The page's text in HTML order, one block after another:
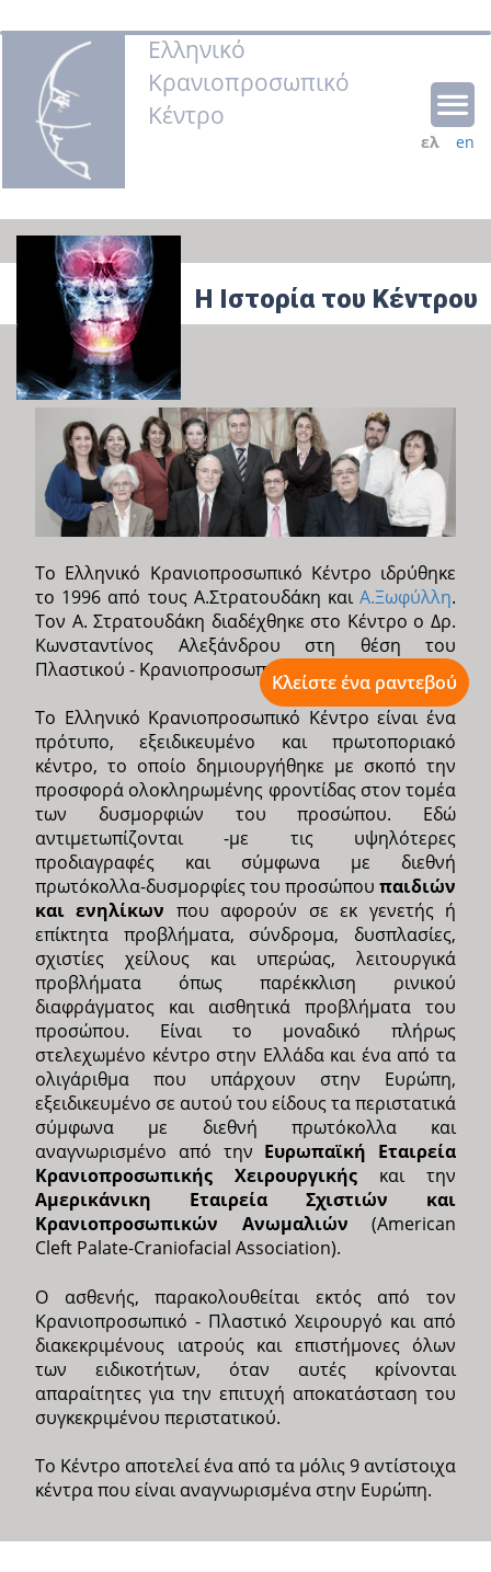
Ελληνικό
Κρανιοπροσωπικό
Κέντρο
en
ελ
Η Ιστορία του Κέντρου
Το Ελληνικό Κρανιοπροσωπικό Κέντρο ιδρύθηκε
το 1996 από τους Α.Στρατουδάκη και Α.Ξωφύλλη.
Τον Α. Στρατουδάκη διαδέχθηκε στο Κέντρο ο Δρ.
Κωνσταντίνος Αλεξάνδρου στη θέση του
Πλαστικού - Κρανιοπροσωπικού Χειρουργού.
Το Ελληνικό Κρανιοπροσωπικό Κέντρο είναι ένα
πρότυπο, εξειδικευμένο και πρωτοποριακό
κέντρο, το οποίο δημιουργήθηκε με σκοπό την
προσφορά ολοκληρωμένης φροντίδας στον τομέα
των δυσμορφιών του προσώπου. Εδώ
αντιμετωπίζονται -με τις υψηλότερες
προδιαγραφές και σύμφωνα με διεθνή
πρωτόκολλα-δυσμορφίες του προσώπου παιδιών
και ενηλίκων που αφορούν σε εκ γενετής ή
επίκτητα προβλήματα, σύνδρομα, δυσπλασίες,
σχιστίες χείλους και υπερώας, λειτουργικά
προβλήματα όπως παρέκκλιση ρινικού
διαφράγματος και αισθητικά προβλήματα του
προσώπου. Είναι το μοναδικό πλήρως
στελεχωμένο κέντρο στην Ελλάδα και ένα από τα
ολιγάριθμα που υπάρχουν στην Ευρώπη,
εξειδικευμένο σε αυτού του είδους τα περιστατικά
σύμφωνα με διεθνή πρωτόκολλα και
αναγνωρισμένο από την Ευρωπαϊκή Εταιρεία
Κρανιοπροσωπικής Χειρουργικής και την
Αμερικάνικη Εταιρεία Σχιστιών και
Κρανιοπροσωπικών Ανωμαλιών (American
Cleft Palate-Craniofacial Association).
Ο ασθενής, παρακολουθείται εκτός από τον
Κρανιοπροσωπικό - Πλαστικό Χειρουργό και από
διακεκριμένους ιατρούς και επιστήμονες όλων
των ειδικοτήτων, όταν αυτές κρίνονται
απαραίτητες για την επιτυχή αποκατάσταση του
συγκεκριμένου περιστατικού.
Το Κέντρο αποτελεί ένα από τα μόλις 9 αντίστοιχα
κέντρα που είναι αναγνωρισμένα στην Ευρώπη.
Κλείστε ένα ραντεβού